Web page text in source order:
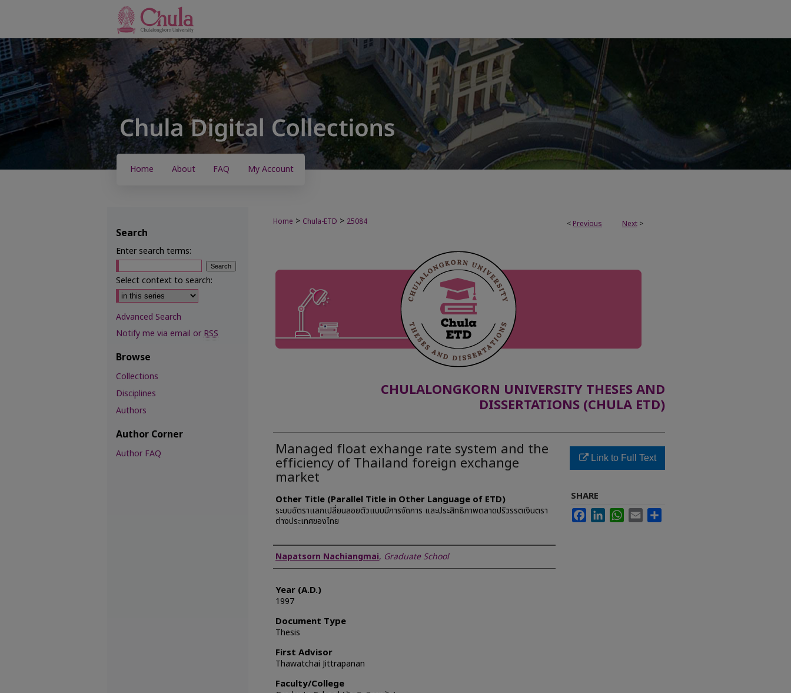
Home About FAQ My Account
< Previous Next >
Home > Chula-ETD > 25084
CHULALONGKORN UNIVERSITY THESES AND
DISSERTATIONS (CHULA ETD)
Managed float exhange rate system and the
efficiency of Thailand foreign exchange
market
Other Title (Parallel Title in Other Language of ETD)
ระบบอัตราแลกเปลี่ยนลอยตัวแบบมีการจัดการ และประสิทธิภาพตลาดปริวรรตเงินตรา
ต่างประเทศของไทย
Author
Napatsorn Nachiangmai, Graduate School
Year (A.D.)
1997
Document Type
Thesis
First Advisor
Thawatchai Jittrapanan
Faculty/College
Link to Full Text
SHARE
FacebookLinkedInWhatsApp
Email
Search
Enter search terms:
Select context to search:
Advanced Search
Notify me via email orRSS
Browse
Collections
Disciplines
Authors
Author Corner
Author FAQ